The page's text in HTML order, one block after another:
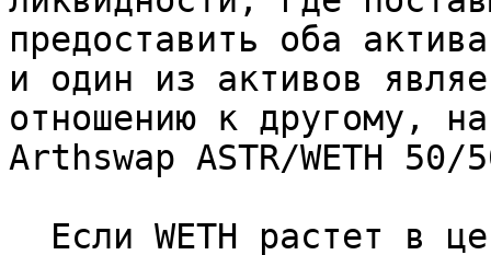
предоставить оба
и один из активов
отношению к другому,
Arthswap ASTR/WETH 50/